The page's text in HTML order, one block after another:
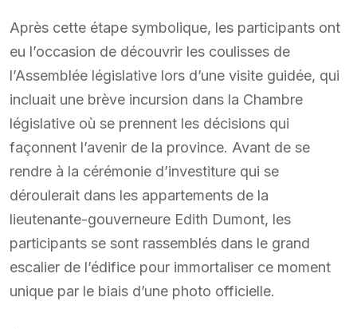
Après cette étape symbolique, les participants ont
eu l’occasion de découvrir les coulisses de
l’Assemblée législative lors d’une visite guidée, qui
incluait une brève incursion dans la Chambre
législative où se prennent les décisions qui
façonnent l’avenir de la province. Avant de se
rendre à la cérémonie d’investiture qui se
déroulerait dans les appartements de la
lieutenante-gouverneure Edith Dumont, les
participants se sont rassemblés dans le grand
escalier de l’édifice pour immortaliser ce moment
unique par le biais d’une photo officielle.